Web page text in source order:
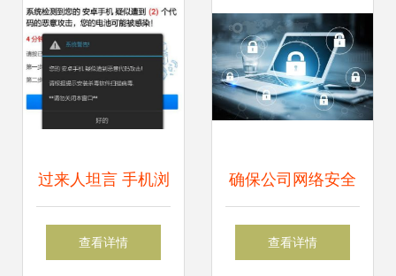
过来人坦言 手机浏
览不良网站后，删
查看详情
确保公司网络安全
的重要因素与网络
查看详情